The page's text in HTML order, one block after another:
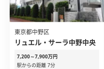
東京都中野区
リュエル・サーラ中野中央
7,200～7,900万円
駅からの距離 7分